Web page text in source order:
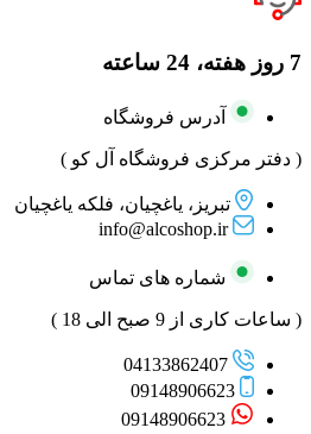
7 روز هفته، 24 ساعته
آدرس فروشگاه
( دفتر مرکزی فروشگاه آل کو )
تبریز، یاغچیان، فلکه یاغچیان
info@alcoshop.ir
شماره های تماس
( ساعات کاری از 9 صبح الی 18 )
04133862407
09148906623
09148906623